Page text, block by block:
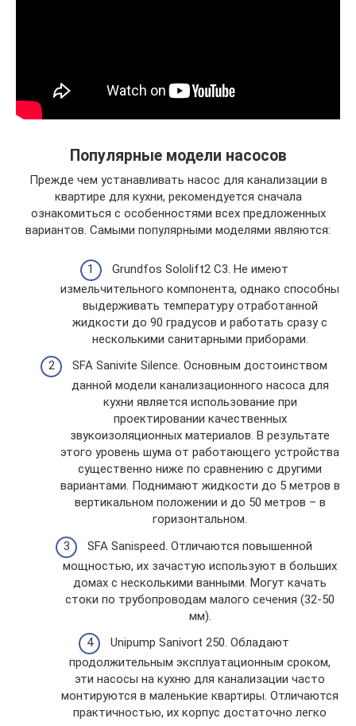
Популярные модели насосов
Прежде чем устанавливать насос для канализации в
квартире для кухни, рекомендуется сначала
ознакомиться с особенностями всех предложенных
вариантов. Самыми популярными моделями являются:
Grundfos Sololift2 С3. Не имеют
измельчительного компонента, однако способны
выдерживать температуру отработанной
жидкости до 90 градусов и работать сразу с
несколькими санитарными приборами.
SFA Sanivite Silence. Основным достоинством
данной модели канализационного насоса для
кухни является использование при
проектировании качественных
звукоизоляционных материалов. В результате
этого уровень шума от работающего устройства
существенно ниже по сравнению с другими
вариантами. Поднимают жидкости до 5 метров в
вертикальном положении и до 50 метров – в
горизонтальном.
SFA Sanispeed. Отличаются повышенной
мощностью, их зачастую используют в больших
домах с несколькими ванными. Могут качать
стоки по трубопроводам малого сечения (32-50
мм).
Unipump Sanivort 250. Обладают
продолжительным эксплуатационным сроком,
эти насосы на кухню для канализации часто
монтируются в маленькие квартиры. Отличаются
практичностью, их корпус достаточно легко